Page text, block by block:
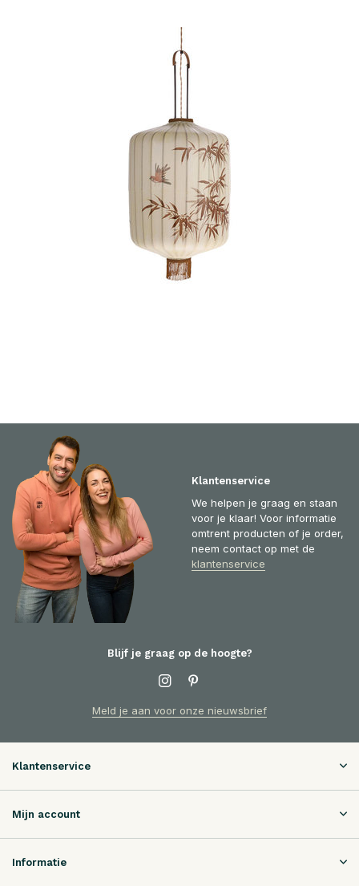
Klantenservice
We helpen je graag en staan
voor je klaar! Voor informatie
omtrent producten of je order,
neem contact op met de
klantenservice
Blijf je graag op de hoogte?
Meld je aan voor onze nieuwsbrief
Klantenservice
Mijn account
Informatie